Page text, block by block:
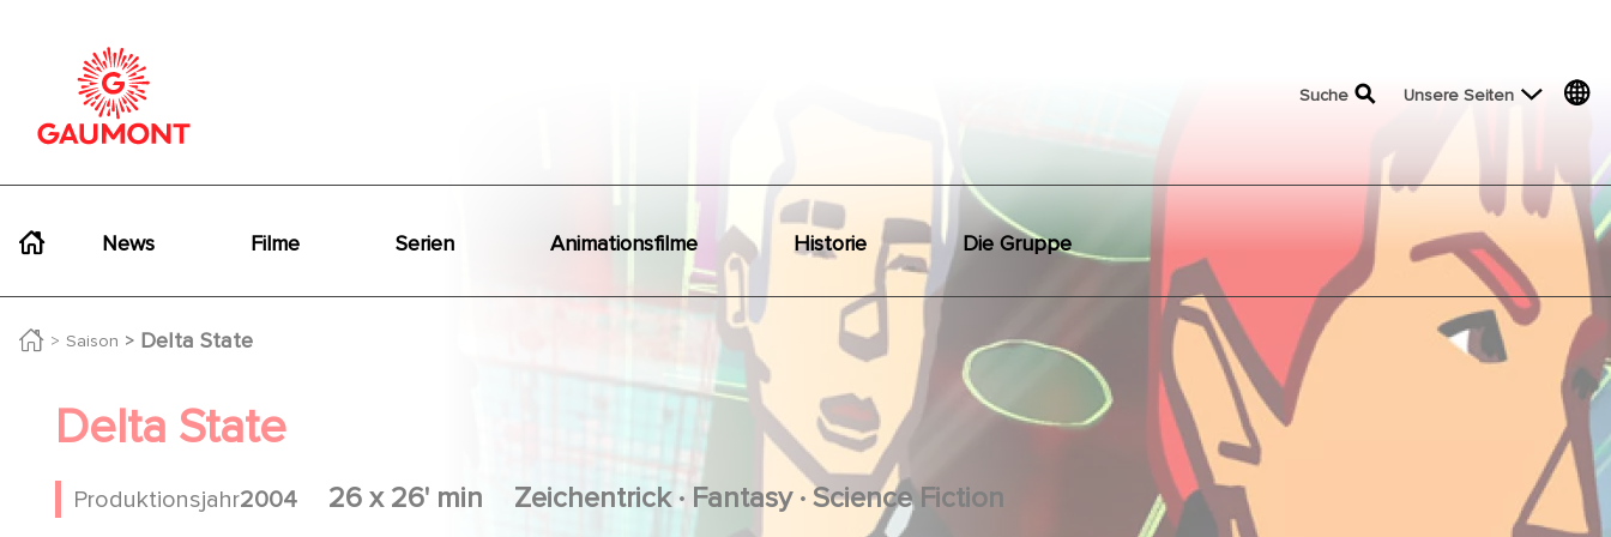
top menu
Suche Unsere Seiten
News Filme Serien Animationsfilme Historie Die Gruppe
Saison Delta State
Delta State
Produktionsjahr2004 26 x 26' min Zeichentrick . Fantasy . Science Fiction